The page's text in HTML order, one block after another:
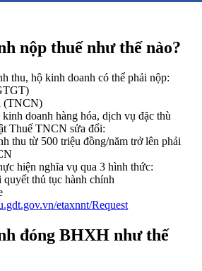
nộp thuế như thế nào?
thu, hộ kinh doanh có thể phải nộp:
(TNCN)
doanh hàng hóa, dịch vụ đặc thù
Thuế TNCN sửa đổi:
thu từ 500 triệu đồng/năm trở lên phải
hiện nghĩa vụ qua 3 hình thức:
thủ tục hành chính
etaxnnt/Request
đóng BHXH như thế